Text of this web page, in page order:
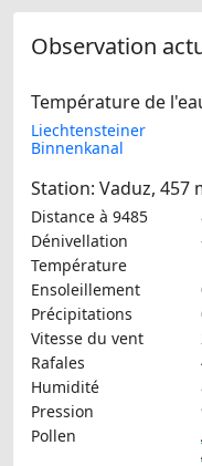
Observation
Température de
Liechtensteiner
Binnenkanal
Station: Vaduz, 457
Distance à 9485
Dénivellation
Température
Ensoleillement
Précipitations
Vitesse du vent
Rafales
Humidité
Pression
Pollen